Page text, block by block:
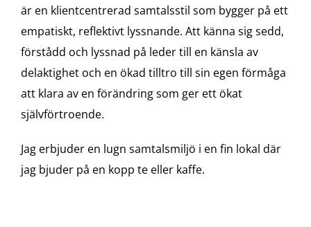
är en klientcentrerad samtalsstil som bygger på ett
empatiskt, reflektivt lyssnande. Att känna sig sedd,
förstådd och lyssnad på leder till en känsla av
delaktighet och en ökad tilltro till sin egen förmåga
att klara av en förändring som ger ett ökat
självförtroende.
Jag erbjuder en lugn samtalsmiljö i en fin lokal där
jag bjuder på en kopp te eller kaffe.